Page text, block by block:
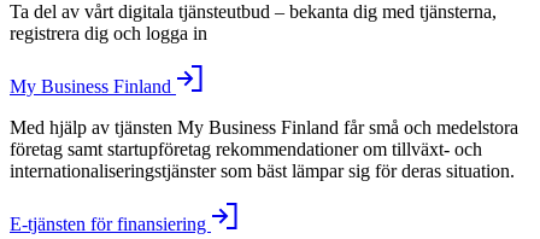
Ta del av vårt digitala tjänsteutbud – bekanta dig med tjänsterna,
registrera dig och logga in
My Business Finland
Med hjälp av tjänsten My Business Finland får små och medelstora
företag samt startupföretag rekommendationer om tillväxt- och
internationaliseringstjänster som bäst lämpar sig för deras situation.
E-tjänsten för finansiering